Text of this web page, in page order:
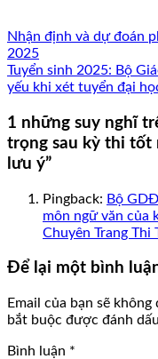
Nhận định và dự đoán
2025
Tuyển sinh 2025: Bộ
yếu khi xét tuyển đại
1 những suy nghĩ
trọng sau kỳ thi tốt
lưu ý”
Pingback: Bộ
môn ngữ văn của
Chuyên Trang Thi
Để lại một bình
Email của bạn sẽ
bắt buộc được đánh dấu
Bình luận *